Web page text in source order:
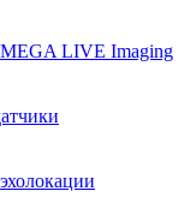
LIVE Imaging